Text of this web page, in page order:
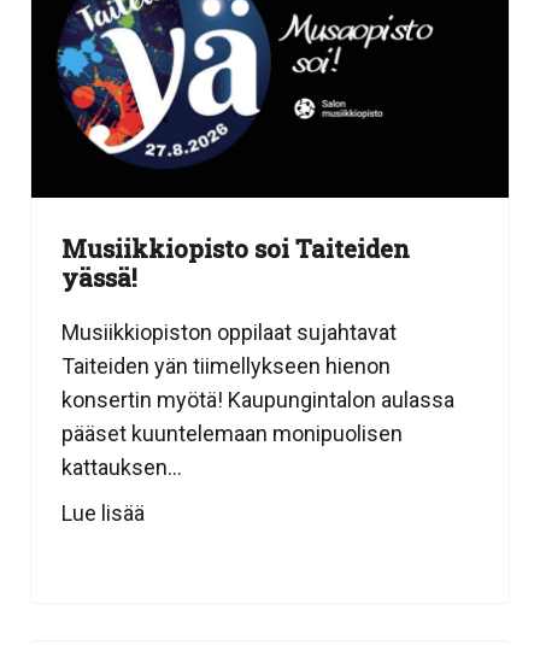
Musiikkiopisto soi Taiteiden
yässä!
Musiikkiopiston oppilaat sujahtavat
Taiteiden yän tiimellykseen hienon
konsertin myötä! Kaupungintalon aulassa
pääset kuuntelemaan monipuolisen
kattauksen...
Lue lisää